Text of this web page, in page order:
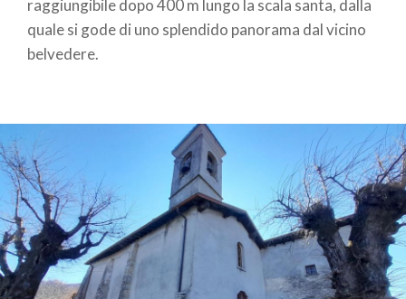
raggiungibile dopo 400 m lungo la scala santa, dalla
quale si gode di uno splendido panorama dal vicino
belvedere.